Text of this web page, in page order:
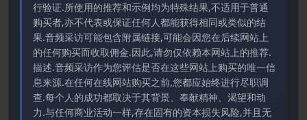
行验证.所使用的推荐和示例均为特殊结果,不适用于普通
购买者,亦不代表或保证任何人都能获得相同或类似的结
果.音频采访可能包含附属链接,可能会因您在后续网站上
的任何购买而收取佣金.因此,请勿仅依赖本网站上的推荐.
描述.音频采访作为您评估是否在这些网站上购买的唯一信
息来源.在任何在线网站购买之前,您都应始终进行尽职调
查.每个人的成功都取决于其背景、奉献精神、渴望和动
力.与任何商业活动一样,存在固有的资本损失风险,并且无